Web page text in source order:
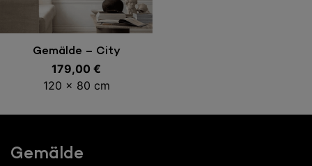
In den Warenkorb
Gemälde – City
179,00 €
120 x 80 cm
Gemälde